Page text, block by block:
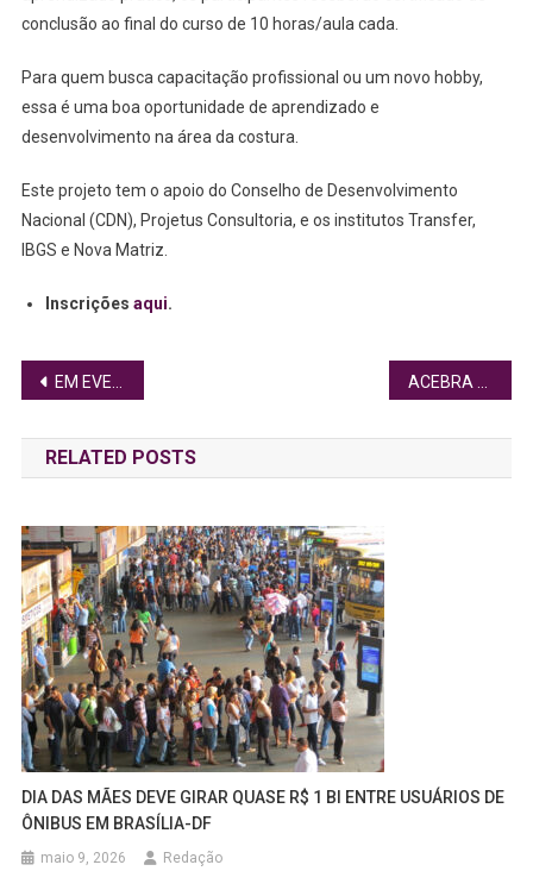
conclusão ao final do curso de 10 horas/aula cada.
Para quem busca capacitação profissional ou um novo hobby,
essa é uma boa oportunidade de aprendizado e
desenvolvimento na área da costura.
Este projeto tem o apoio do Conselho de Desenvolvimento
Nacional (CDN), Projetus Consultoria, e os institutos Transfer,
IBGS e Nova Matriz.
Inscrições aqui.
Navegação
de
Post
EM EVENTO ONLINE, PSD AFRO-DF REÚNE MAIS DE 2,7 MIL LIDERANÇAS
RELATED POSTS
DIA DAS MÃES DEVE GIRAR QUASE R$ 1 BI ENTRE USUÁRIOS DE
ÔNIBUS EM BRASÍLIA-DF
maio 9, 2026 Redação